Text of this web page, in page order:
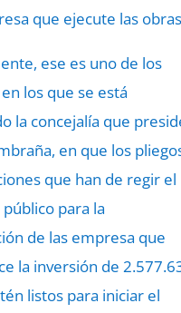
que ejecute las
ese es uno de los
los que se está
la concejalía que
en que los
que han de regir el
para la
de las empresa que
la inversión de
listos para iniciar el